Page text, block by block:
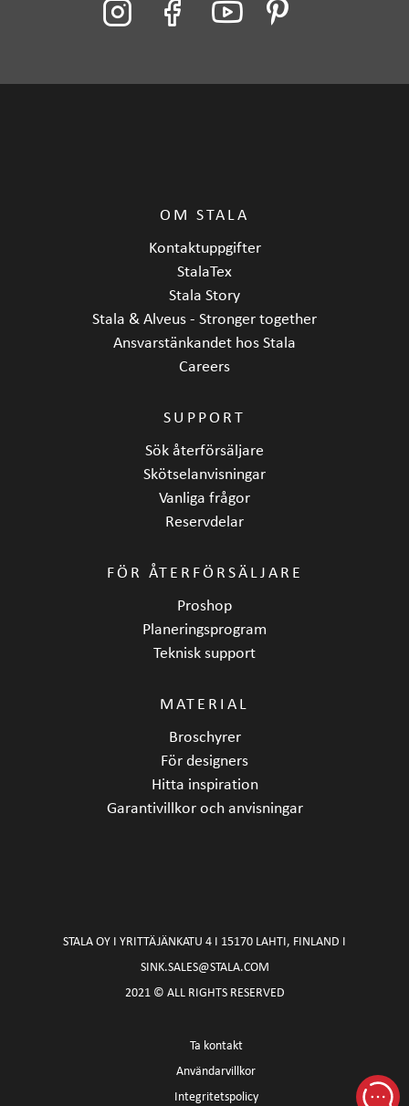
OM STALA
Kontaktuppgifter
StalaTex
Stala Story
Stala & Alveus - Stronger together
Ansvarstänkandet hos Stala
Careers
SUPPORT
Sök återförsäljare
Skötselanvisningar
Vanliga frågor
Reservdelar
FÖR ÅTERFÖRSÄLJARE
Proshop
Planeringsprogram
Teknisk support
MATERIAL
Broschyrer
För designers
Hitta inspiration
Garantivillkor och anvisningar
Ta kontakt
Användarvillkor
Integritetspolicy
STALA OY I YRITTÄJÄNKATU 4 I 15170 LAHTI, FINLAND I
SINK.SALES@STALA.COM
2021 © ALL RIGHTS RESERVED